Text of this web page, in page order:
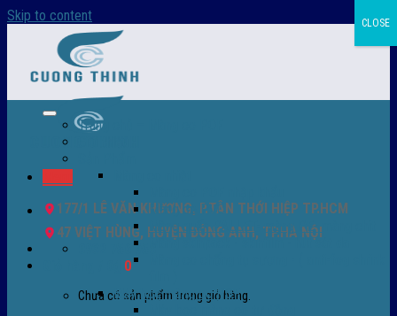
Skip to content
177/1 LÊ VĂN KHƯƠNG, P.TÂN THỚI HIỆP TP.HCM
47 VIỆT HÙNG, HUYỆN ĐÔNG ANH, TP.HÀ NỘI
0932 756 950
0
Chưa có sản phẩm trong giỏ hàng.
Trang chủ – Màng co POF
Màng co PVC
Màng quấn PALLET- màng PE- màng chit
Màng skinpack - skinfilm - hút sát da
Máy bọc màng co POF
CLOSE